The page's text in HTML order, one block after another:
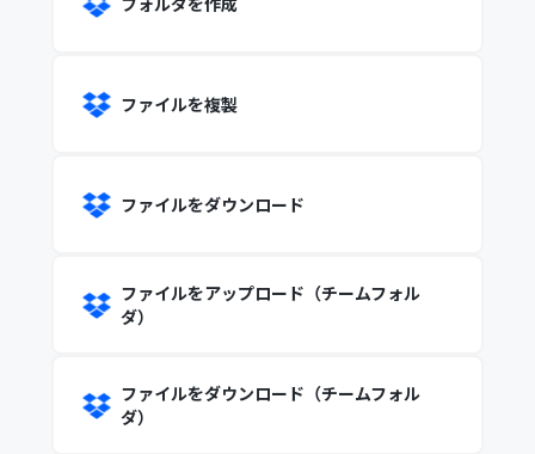
ファイルを複製
ファイルをダウンロード
ファイルをアップロード（チームフォル
ダ）
ファイルをダウンロード（チームフォル
ダ）